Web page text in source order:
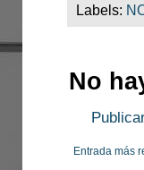
Labels:
No
Entrada más